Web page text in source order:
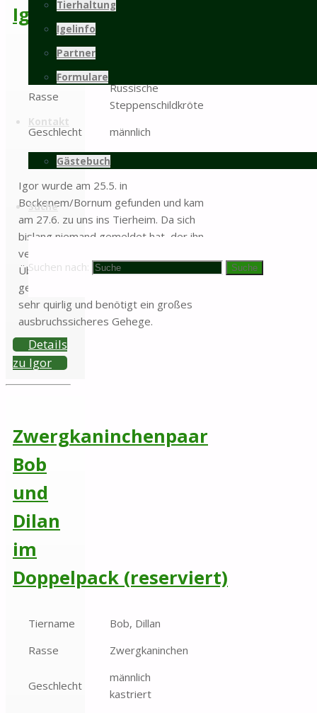
Tierhaltung
Igelinfo
Partner
Formulare
Kontakt
Gästebuch
Suche
Suchen nach: Suche
Igor
Tiername
Rasse
Russische
Steppenschildkröte
Geschlecht
männlich
Geburtsdatum
unbekannt
Igor wurde am 25.5. in
Bockenem/Bornum gefunden und kam
am 27.6. zu uns ins Tierheim. Da sich
bislang niemand gemeldet hat, der ihn
vermisst, möchten wir Igor mit einem
Überlassungsvertrag des NLWKN in
geeignete Haltung abgeben. Er ist
sehr quirlig und benötigt ein großes
ausbruchssicheres Gehege.
Details
zu Igor
Zwergkaninchenpaar
Bob
und
Dilan
im
Doppelpack (reserviert)
Tiername
Bob, Dillan
Rasse
Zwergkaninchen
Geschlecht
männlich
kastriert